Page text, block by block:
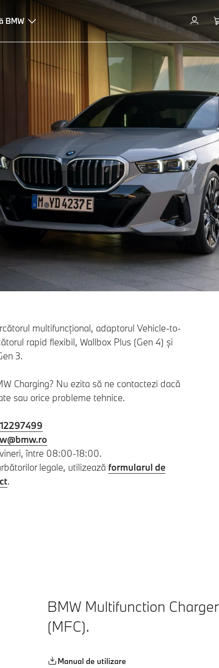
BMW
Wallbox Plus (Gen 4) Wallbox Gen 3
multifuncțional, adaptorul Vehicle-to-
rapid flexibil, Wallbox Plus (Gen 4) și
3.
Charging? Nu ezita să ne contactezi dacă
sau orice probleme tehnice.
între 08:00-18:00.
legale, utilizează formularul de
.
BMW Multifunction Charger
(MFC).
Manual de utilizare